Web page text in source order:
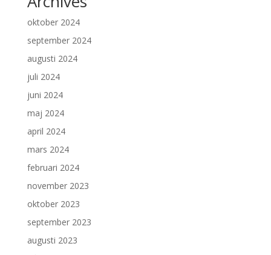
oktober 2024
september 2024
augusti 2024
juli 2024
juni 2024
maj 2024
april 2024
mars 2024
februari 2024
november 2023
oktober 2023
september 2023
augusti 2023